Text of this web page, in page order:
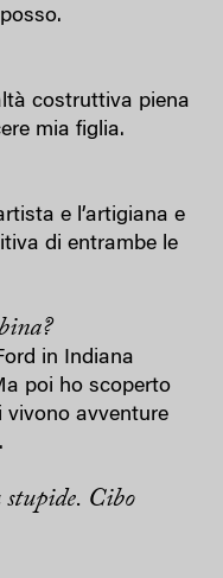
costruttiva piena
mia figlia.
e l’artigiana e
di entrambe le
in Indiana
poi ho scoperto
vivono avventure
Cibo